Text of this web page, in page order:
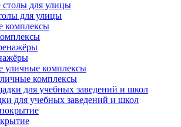
для улицы
комплексы
для учебных заведений и школ